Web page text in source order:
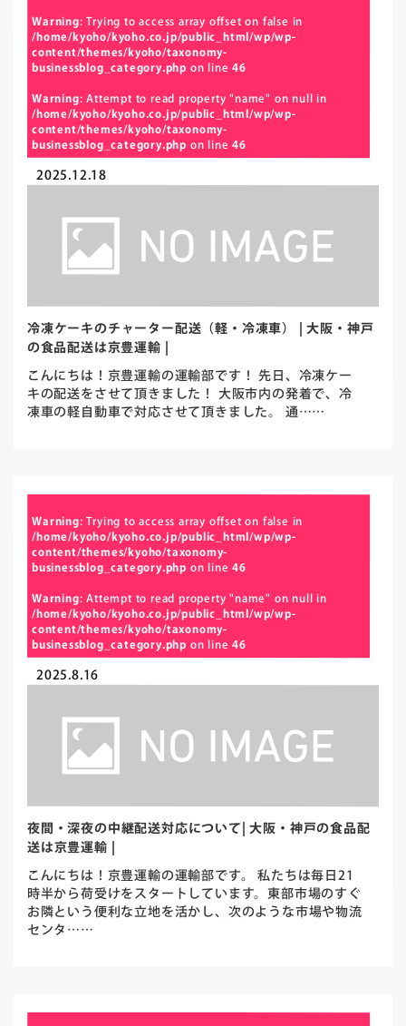
Warning: Trying to access array offset on false in
/home/kyoho/kyoho.co.jp/public_html/wp/wp-
content/themes/kyoho/taxonomy-
businessblog_category.php on line46
Warning: Attempt to read property "name" on null in
/home/kyoho/kyoho.co.jp/public_html/wp/wp-
content/themes/kyoho/taxonomy-
businessblog_category.php on line46
2025.12.18
冷凍ケーキのチャーター配送（軽・冷凍車） | 大阪・神戸
の食品配送は京豊運輸 |
こんにちは！京豊運輸の運輸部です！ 先日、冷凍ケー
キの配送をさせて頂きました！ 大阪市内の発着で、冷
凍車の軽自動車で対応させて頂きました。 通……
Warning: Trying to access array offset on false in
/home/kyoho/kyoho.co.jp/public_html/wp/wp-
content/themes/kyoho/taxonomy-
businessblog_category.php on line46
Warning: Attempt to read property "name" on null in
/home/kyoho/kyoho.co.jp/public_html/wp/wp-
content/themes/kyoho/taxonomy-
businessblog_category.php on line46
2025.8.16
夜間・深夜の中継配送対応について| 大阪・神戸の食品配
送は京豊運輸 |
こんにちは！京豊運輸の運輸部です。 私たちは毎日21
時半から荷受けをスタートしています。東部市場のすぐ
お隣という便利な立地を活かし、次のような市場や物流
センタ……